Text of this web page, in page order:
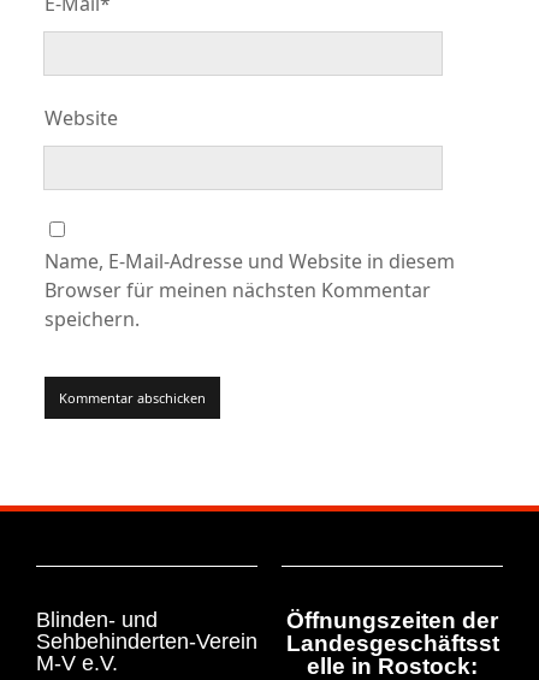
Website
Name, E-Mail-Adresse und Website in diesem
Browser für meinen nächsten Kommentar
speichern.
Blinden- und
Sehbehinderten-Verein
M-V e.V.
Öffnungszeiten der
Landesgeschäftsst
elle in Rostock: